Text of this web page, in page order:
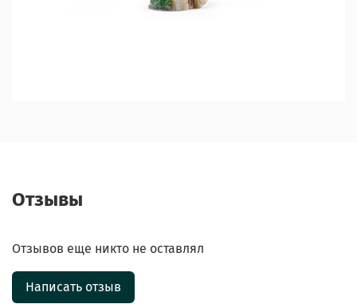
Отзывы
Отзывов еще никто не оставлял
Написать отзыв